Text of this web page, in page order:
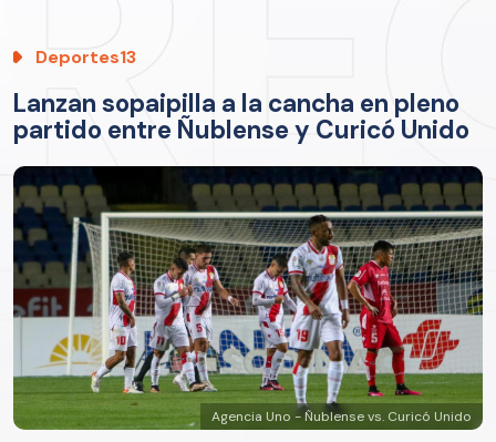
Deportes13
Lanzan sopaipilla a la cancha en pleno
partido entre Ñublense y Curicó Unido
Agencia Uno - Ñublense vs. Curicó Unido